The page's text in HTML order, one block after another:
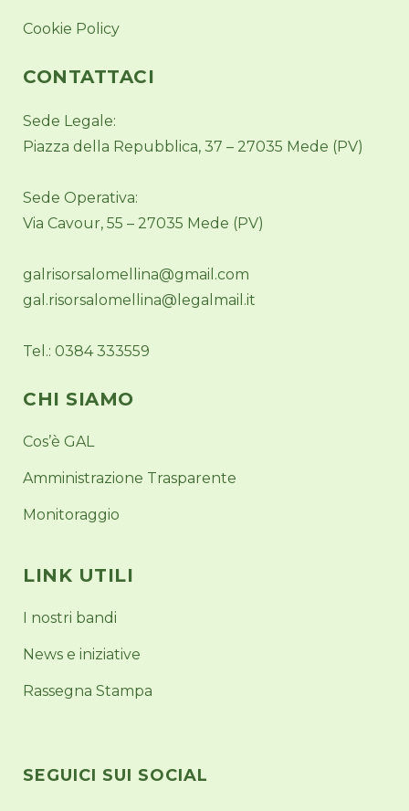
Cookie Policy
CONTATTACI
Sede Legale:
Piazza della Repubblica, 37 – 27035 Mede (PV)
Sede Operativa:
Via Cavour, 55 – 27035 Mede (PV)
galrisorsalomellina@gmail.com
gal.risorsalomellina@legalmail.it
Tel.: 0384 333559
CHI SIAMO
Cos’è GAL
Amministrazione Trasparente
Monitoraggio
LINK UTILI
I nostri bandi
News e iniziative
Rassegna Stampa
SEGUICI SUI SOCIAL